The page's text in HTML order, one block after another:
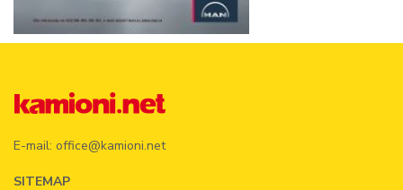
E-mail: office@kamioni.net
SITEMAP